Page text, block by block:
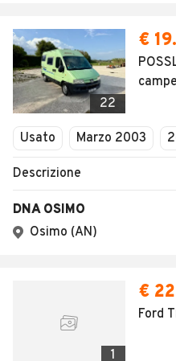
22
€
Usato Marzo 2003
Descrizione
DNA OSIMO
Osimo (AN)
1
€
Ford